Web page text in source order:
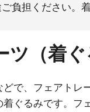
負担ください。
ツ（着ぐ
で、フェアトレ
ぐるみです。フ